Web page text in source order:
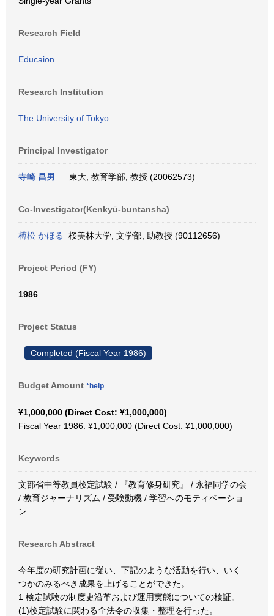
Research Field
Educaion
Research Institution
The University of Tokyo
Principal Investigator
寺崎 昌男 東大, 教育学部, 教授 (20062573)
Co-Investigator(Kenkyū-buntansha)
榑松 かほる 桜美林大学, 文学部, 助教授 (90112656)
Project Period (FY)
1986
Project Status
Completed (Fiscal Year 1986)
Budget Amount *help
¥1,000,000 (Direct Cost: ¥1,000,000)
Fiscal Year 1986: ¥1,000,000 (Direct Cost: ¥1,000,000)
Keywords
文部省中等教員検定試験 / 『教育修身研究』 / 永福同学の会
/ 教育ジャーナリズム / 受験動機 / 学習へのモティベーショ
ン
Research Abstract
今年度の研究計画に従い、下記のような活動を行い、いく
つかのみるべき成果を上げることができた。
1 検定試験の制度史沿革および運用実態についての検証。
(1)検定試験に関わる全法令の収集・整理を行った。